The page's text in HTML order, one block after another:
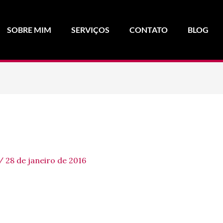
SOBRE MIM SERVIÇOS CONTATO BLOG
/ 28 de janeiro de 2016